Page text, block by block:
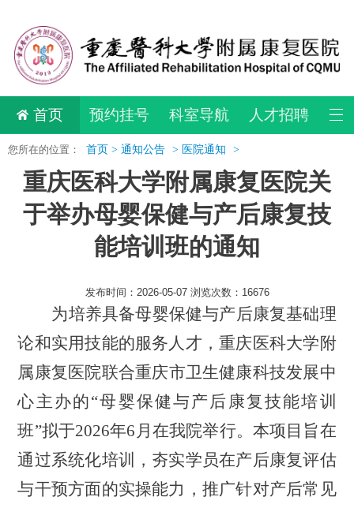
首页 预约挂号 科室导航 人才招聘
您所在的位置： 首页 > 通知公告 > 医院通知 >
重庆医科大学附属康复医院关
于举办母婴保健与产后康复技
能培训班的通知
发布时间：2026-05-07 浏览次数：16676
为培养具备母婴保健与产后康复基础理
论和实用技能的服务人才，重庆医科大学附
属康复医院联合重庆市卫生健康科技发展中
心主办的“母婴保健与产后康复技能培训
班”拟于2026年6 月 在我院举行。本项目旨在
通过系统化培训，夯实学员在产后康复评估
与干预方面的实操能力，推广针对产后常见